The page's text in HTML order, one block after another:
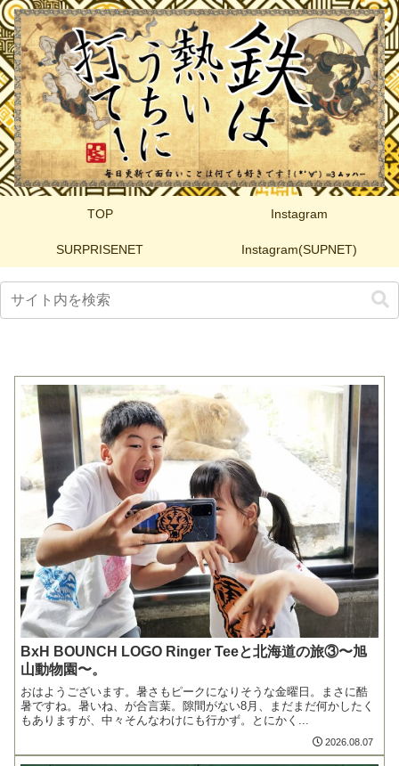
TOP Instagram
SURPRISENET Instagram(SUPNET)
BxH BOUNCH LOGO Ringer Teeと北海道の旅③〜旭
山動物園〜。
おはようございます。暑さもピークになりそうな金曜日。まさに酷
暑ですね。暑いね、が合言葉。隙間がない8月、まだまだ何かしたく
もありますが、中々そんなわけにも行かず。とにかく...
2026.08.07